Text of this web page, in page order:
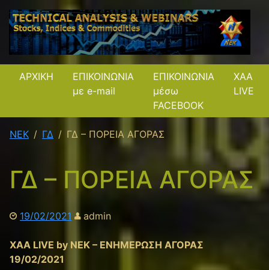
ΑΡΧΙΚΗ
ΕΠΙΚΟΙΝΩΝΙΑ
με e-mail
ΕΠΙΚΟΙΝΩΝΙΑ
μέσω
FACEBOOK
XAA
LIVE
NEK ΓΔ ΓΔ – ΠΟΡΕΙΑ ΑΓΟΡΑΣ
ΓΔ – ΠΟΡΕΙΑ ΑΓΟΡΑΣ
19/02/2021 admin
XAA LIVE by NEK – ΕΝΗΜΕΡΩΣΗ ΑΓΟΡΑΣ
19/02/2021